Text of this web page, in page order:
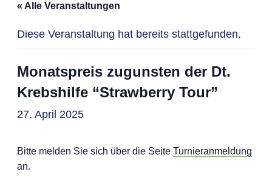
« Alle Veranstaltungen
Diese Veranstaltung hat bereits stattgefunden.
Monatspreis zugunsten der Dt.
Krebshilfe “Strawberry Tour”
27. April 2025
Bitte melden Sie sich über die Seite Turnier­an­mel­dung
an.